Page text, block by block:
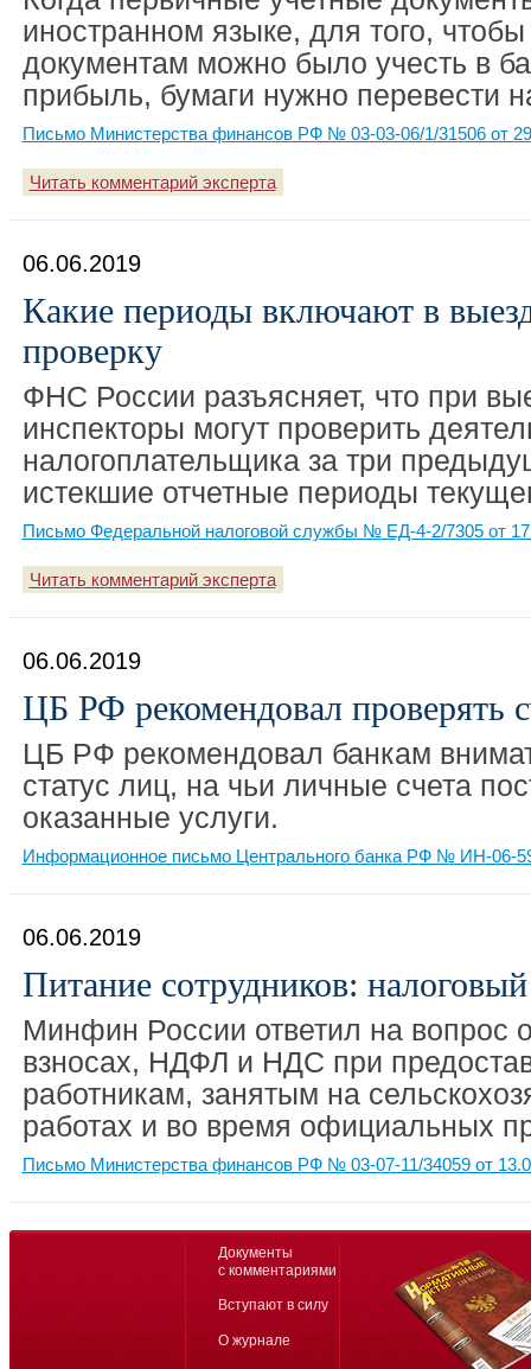
иностранном языке, для того,
документам можно было учесть в
прибыль, бумаги нужно перевести
Письмо Министерства финансов РФ № 03-03-06/1/31506 от
Читать комментарий эксперта
06.06.2019
Какие периоды включают в
проверку
ФНС России разъясняет, что при
инспекторы могут проверить
налогоплательщика за три
истекшие отчетные периоды
Письмо Федеральной налоговой службы № ЕД-4-2/7305 от
Читать комментарий эксперта
06.06.2019
ЦБ РФ рекомендовал проверять
ЦБ РФ рекомендовал банкам
статус лиц, на чьи личные счета
оказанные услуги.
Информационное письмо Центрального банка РФ № ИН-06-
06.06.2019
Питание сотрудников:
Минфин России ответил на вопрос
взносах, НДФЛ и НДС при
работникам, занятым на
работах и во время официальных
Письмо Министерства финансов РФ № 03-07-11/34059 от
Документы
с комментариями
Вступают в силу
О журнале